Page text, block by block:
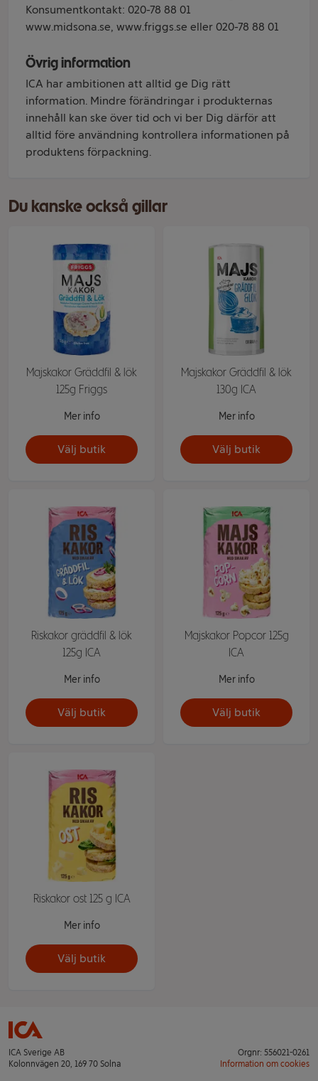
Konsumentkontakt: 020-78 88 01
www.midsona.se, www.friggs.se eller 020-78 88 01
Övrig information
ICA har ambitionen att alltid ge Dig rätt
information. Mindre förändringar i produkternas
innehåll kan ske över tid och vi ber Dig därför att
alltid före användning kontrollera informationen på
produktens förpackning.
Du kanske också gillar
Majskakor Gräddfil & lök
125g Friggs
Mer info
Välj butik
Majskakor Gräddfil & lök
130g ICA
Mer info
Välj butik
Riskakor gräddfil & lök
125g ICA
Mer info
Välj butik
Majskakor Popcor 125g
ICA
Mer info
Välj butik
Riskakor ost 125 g ICA
Mer info
Välj butik
ICA Sverige AB
Kolonnvägen 20, 169 70 Solna
Orgnr: 556021-0261
Information om cookies